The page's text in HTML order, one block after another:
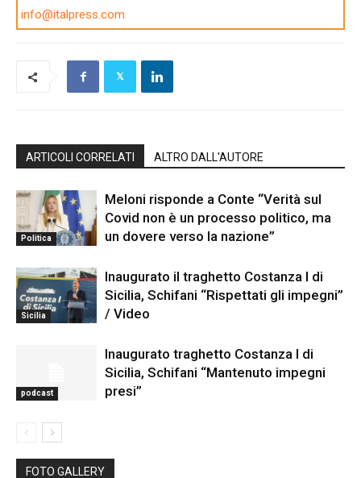
info@italpress.com
ARTICOLI CORRELATI ALTRO DALL'AUTORE
Politica
Meloni risponde a Conte “Verità sul
Covid non è un processo politico, ma
un dovere verso la nazione”
Sicilia
Inaugurato il traghetto Costanza I di
Sicilia, Schifani “Rispettati gli impegni”
/ Video
podcast
Inaugurato traghetto Costanza I di
Sicilia, Schifani “Mantenuto impegni
presi”
FOTO GALLERY